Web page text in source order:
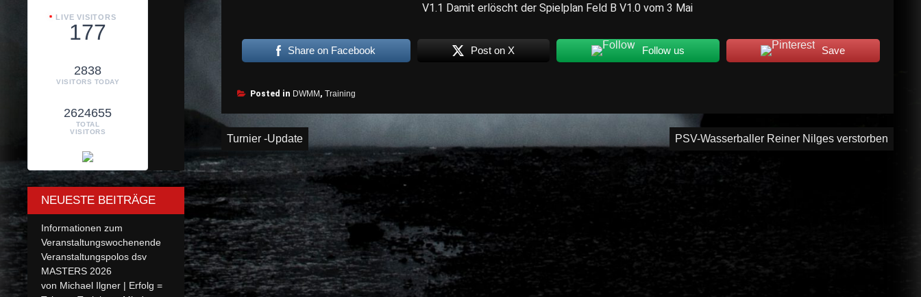
V1.1 Damit erlöscht der Spielplan Feld B V1.0 vom 3 Mai
Share on Facebook Post on X Follow us Save
Posted in DWMM , Training
Beitragsnavigation
Turnier -Update PSV-Wasserballer Reiner Nilges verstorben
LIVE VISITORS
177
2838
VISITORS TODAY
2624655
TOTAL
VISITORS
NEUESTE BEITRÄGE
Informationen zum
Veranstaltungswochenende
Veranstaltungspolos dsv
MASTERS 2026
von Michael Ilgner | Erfolg =